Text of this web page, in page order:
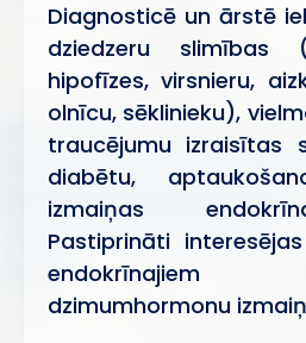
Diagnosticē un ārstē
dziedzeru slimības
hipofīzes, virsnieru,
olnīcu, sēklinieku),
traucējumu izraisītas
diabētu,
izmaiņas
Pastiprināti
endokrīnajiem
dzimumhormonu